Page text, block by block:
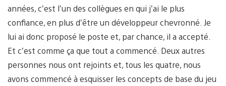
années, c’est l’un des collègues en qui j’ai le plus
confiance, en plus d’être un développeur chevronné. Je
lui ai donc proposé le poste et, par chance, il a accepté.
Et c’est comme ça que tout a commencé. Deux autres
personnes nous ont rejoints et, tous les quatre, nous
avons commencé à esquisser les concepts de base du jeu